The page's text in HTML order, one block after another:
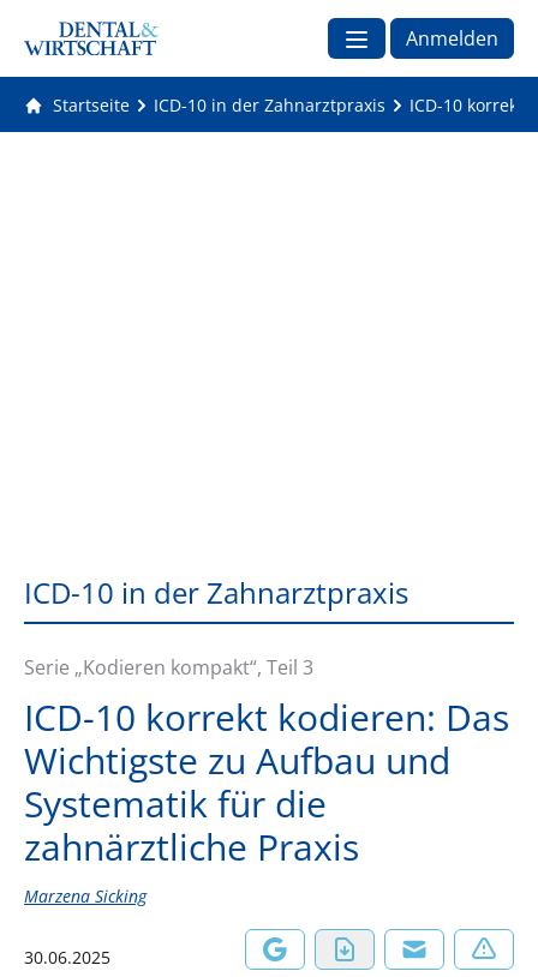
Anmelden
Startseite ICD-10 in der Zahnarztpraxis ICD-10 korrekt
ICD-10 in der Zahnarztpraxis
Serie „Kodieren kompakt“, Teil 3
ICD-10 korrekt kodieren: Das
Wichtigste zu Aufbau und
Systematik für die
zahnärztliche Praxis
Marzena Sicking
30.06.2025